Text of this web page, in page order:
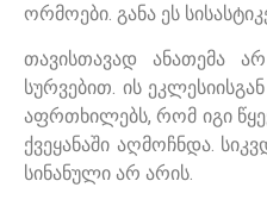
ორმოები. განა ეს
თავისთავად ანათემა
სურვებით. ის
აფრთხილებს, რომ იგი
ქვეყანაში აღმოჩნდა.
სინანული არ არის.